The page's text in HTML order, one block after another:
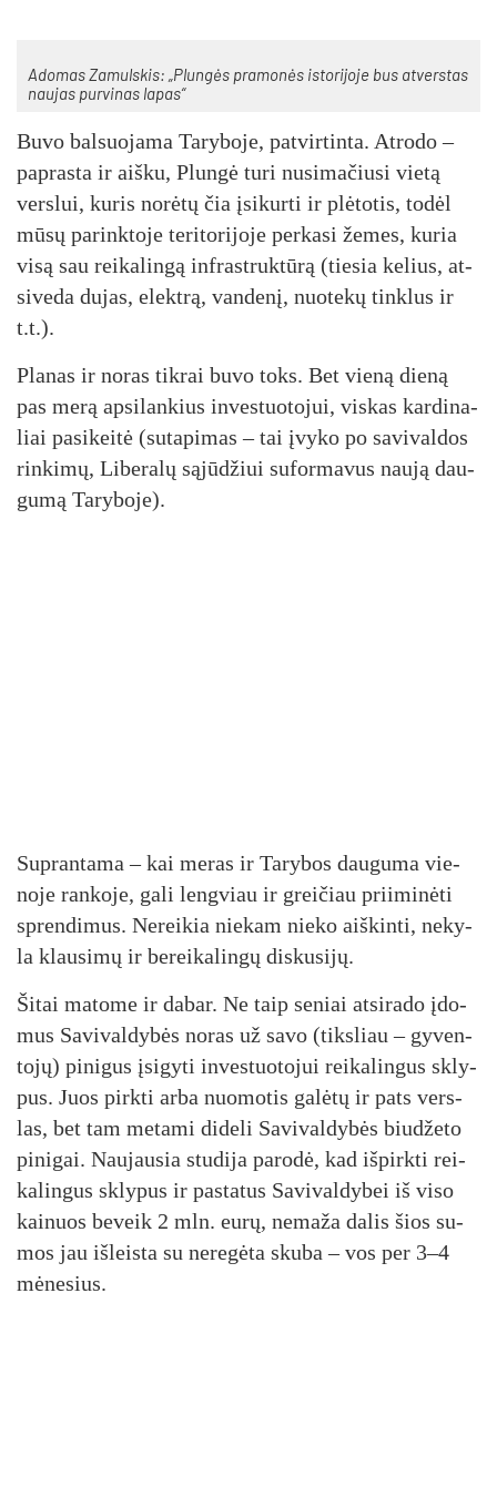
Ado­mas Za­muls­kis: „Plun­gės pra­mo­nės is­to­ri­jo­je bus at­vers­tas
nau­jas pur­vi­nas la­pas“
Bu­vo bal­suo­ja­ma Ta­ry­bo­je, pa­tvir­tin­ta. At­ro­do –
pa­pras­ta ir aiš­ku, Plun­gė tu­ri nu­si­ma­čiu­si vie­tą
vers­lui, ku­ris no­rė­tų čia įsi­kur­ti ir plė­to­tis, to­dėl
mū­sų pa­rink­to­je te­ri­to­ri­jo­je per­ka­si že­mes, ku­ria
vi­są sau rei­ka­lin­gą inf­rast­ruk­tū­rą (tie­sia ke­lius, at­
si­ve­da du­jas, elekt­rą, van­de­nį, nuo­te­kų tink­lus ir
t.t.).
Pla­nas ir no­ras tik­rai bu­vo toks. Bet vie­ną die­ną
pas me­rą ap­si­lan­kius in­ves­tuo­to­jui, vis­kas kar­di­na­
liai pa­si­kei­tė (su­ta­pi­mas – tai įvy­ko po sa­vi­val­dos
rin­ki­mų, Li­be­ra­lų są­jū­džiui su­for­ma­vus nau­ją dau­
gu­mą Ta­ry­bo­je).
Sup­ran­ta­ma – kai me­ras ir Ta­ry­bos dau­gu­ma vie­
no­je ran­ko­je, ga­li leng­viau ir grei­čiau prii­mi­nė­ti
spren­di­mus. Ne­rei­kia nie­kam nie­ko aiš­kin­ti, ne­ky­
la klau­si­mų ir be­rei­ka­lin­gų dis­ku­si­jų.
Ši­tai ma­to­me ir da­bar. Ne taip se­niai at­si­ra­do įdo­
mus Sa­vi­val­dy­bės no­ras už sa­vo (tiks­liau – gy­ven­
to­jų) pi­ni­gus įsi­gy­ti in­ves­tuo­to­jui rei­ka­lin­gus skly­
pus. Juos pirk­ti ar­ba nuo­mo­tis ga­lė­tų ir pa­ts vers­
las, bet tam me­ta­mi di­de­li Sa­vi­val­dy­bės biu­dže­to
pi­ni­gai. Nau­jau­sia stu­di­ja pa­ro­dė, kad iš­pirk­ti rei­
ka­lin­gus skly­pus ir pa­sta­tus Sa­vi­val­dy­bei iš vi­so
kai­nuos be­veik 2 mln. eu­rų, ne­ma­ža da­lis šios su­
mos jau iš­leis­ta su ne­re­gė­ta sku­ba – vos per 3–4
mė­ne­sius.